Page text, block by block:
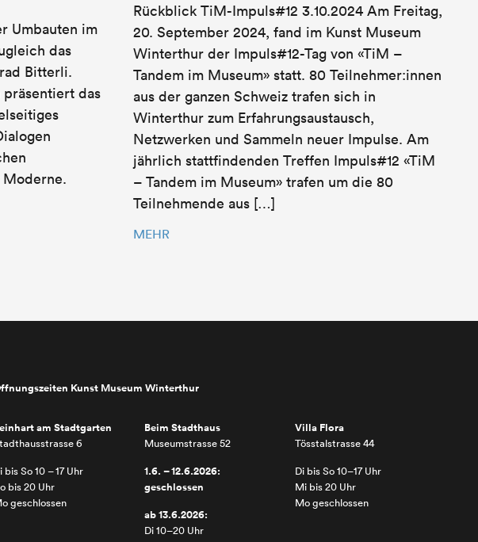
Umbauten im
das
Bitterli.
das
Rückblick TiM-Impuls#12 3.10.2024 Am Freitag,
20. September 2024, fand im Kunst Museum
Winterthur der Impuls#12-Tag von «TiM –
Tandem im Museum» statt. 80 Teilnehmer:innen
aus der ganzen Schweiz trafen sich in
Winterthur zum Erfahrungsaustausch,
Netzwerken und Sammeln neuer Impulse. Am
jährlich stattfindenden Treffen Impuls#12 «TiM
– Tandem im Museum» trafen um die 80
Teilnehmende aus […]
MEHR
Kunst Museum Winterthur
am Stadtgarten
6
bis So 10 – 17 Uhr
bis 20 Uhr
geschlossen
Beim Stadthaus
Museumstrasse 52
1.6. – 12.6.2026:
geschlossen
ab 13.6.2026:
Di 10–20 Uhr
Villa Flora
Tösstalstrasse 44
Di bis So 10–17 Uhr
Mi bis 20 Uhr
Mo geschlossen